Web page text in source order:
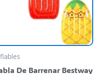
De Barrenar Bestway
se